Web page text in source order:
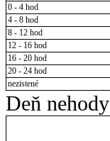
0 - 4 hod
4 - 8 hod
8 - 12 hod
12 - 16 hod
16 - 20 hod
20 - 24 hod
nezistené
Deň nehody